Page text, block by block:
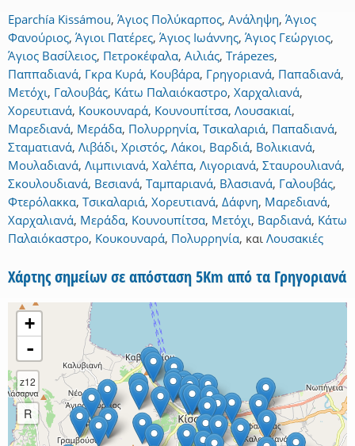
Eparchía Kissámou, Άγιος Πολύκαρπος, Ανάληψη, Άγιος
Φανούριος, Άγιοι Πατέρες, Άγιος Ιωάννης, Άγιος Γεώργιος,
Άγιος Βασίλειος, Πετροκέφαλα, Αιλιάς, Trápezes,
Παππαδιανά, Γκρα Κυρά, Κουβάρα, Γρηγοριανά, Παπαδιανά,
Μετόχι, Γαλουβάς, Κάτω Παλαιόκαστρο, Χαρχαλιανά,
Χορευτιανά, Κουκουναρά, Κουνουπίτσα, Λουσακιαί,
Μαρεδιανά, Μεράδα, Πολυρρηνία, Τσικαλαριά, Παπαδιανά,
Σταματιανά, Λιβάδι, Χριστός, Λάκοι, Βαρδιά, Βολικιανά,
Μουλαδιανά, Λιμπινιανά, Χαλέπα, Λιγοριανά, Σταυρουλιανά,
Σκουλουδιανά, Βεσιανά, Ταμπαριανά, Βλασιανά, Γαλουβάς,
Φτερόλακκα, Τσικαλαριά, Χορευτιανά, Δάφνη, Μαρεδιανά,
Χαρχαλιανά, Μεράδα, Κουνουπίτσα, Μετόχι, Βαρδιανά, Κάτω
Παλαιόκαστρο, Κουκουναρά, Πολυρρηνία, και Λουσακιές
Χάρτης σημείων σε απόσταση 5Km από τα Γρηγοριανά
+
-
z12
R